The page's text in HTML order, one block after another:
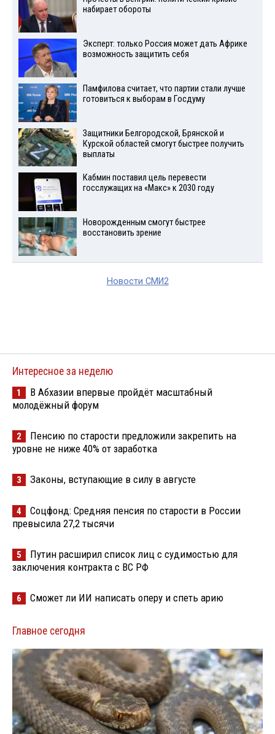
набирает обороты
Эксперт: только Россия может дать Африке
возможность защитить себя
Памфилова считает, что партии стали лучше
готовиться к выборам в Госдуму
Защитники Белгородской, Брянской и
Курской областей смогут быстрее получить
выплаты
Кабмин поставил цель перевести
госслужащих на «Макс» к 2030 году
Новорожденным смогут быстрее
восстановить зрение
Новости СМИ2
Интересное за неделю
1
В Абхазии впервые пройдёт масштабный
молодёжный форум
2
Пенсию по старости предложили закрепить на
уровне не ниже 40% от заработка
3 Законы, вступающие в силу в августе
4
Соцфонд: Средняя пенсия по старости в России
превысила 27,2 тысячи
5
Путин расширил список лиц с судимостью для
заключения контракта с ВС РФ
6 Сможет ли ИИ написать оперу и спеть арию
Главное сегодня